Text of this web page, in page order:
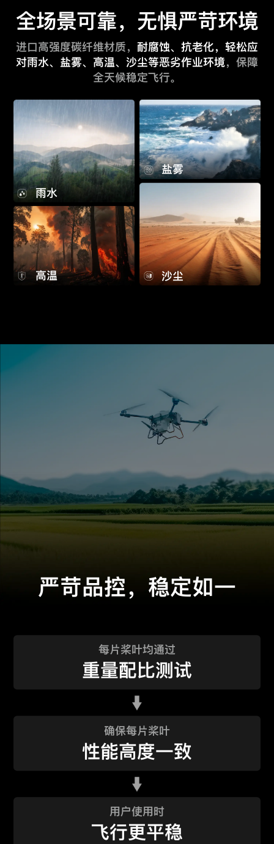
全场景可靠，无惧严苛环境
进口高强度碳纤维材质， 耐腐蚀、抗老化，轻松应
对雨水、盐雾、高温、沙尘等恶劣作业环境，保障
全天候稳定飞行。
雨水
高温
盐雾
沙尘
严苛品控，稳定如一
每片桨叶均通过
重量配比测试
确保每片桨叶
性能高度一致
用户使用时
飞行更平稳